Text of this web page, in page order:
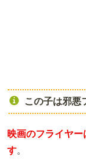
この子は邪悪
映画のフライヤ
す。